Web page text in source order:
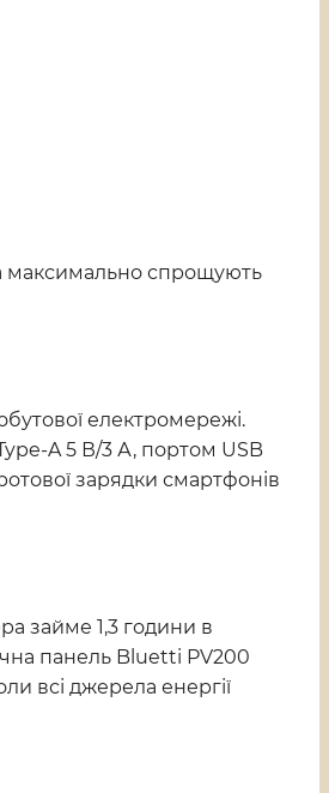
максимально спрощують
електромережі.
A 5 В/3 А, портом USB
зарядки смартфонів
займе 1,3 години в
панель Bluetti PV200
всі джерела енергії